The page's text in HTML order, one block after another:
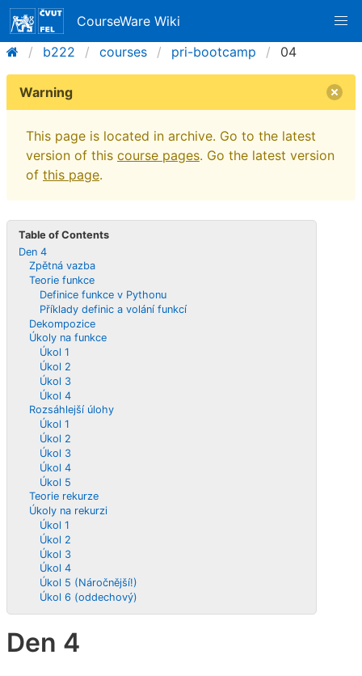
CourseWare Wiki
b222
courses pri-bootcamp 04
Warning
This page is located in archive. Go to the latest
version of this course pages. Go the latest version
of this page.
Table of Contents
Den 4
Zpětná vazba
Teorie funkce
Definice funkce v Pythonu
Příklady definic a volání funkcí
Dekompozice
Úkoly na funkce
Úkol 1
Úkol 2
Úkol 3
Úkol 4
Rozsáhlejší úlohy
Úkol 1
Úkol 2
Úkol 3
Úkol 4
Úkol 5
Teorie rekurze
Úkoly na rekurzi
Úkol 1
Úkol 2
Úkol 3
Úkol 4
Úkol 5 (Náročnější!)
Úkol 6 (oddechový)
Den 4